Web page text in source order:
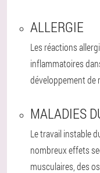
ALLERGIE
Les réactions
inflammatoires
développement de
MALADIES
Le travail instable
nombreux effets
musculaires, des